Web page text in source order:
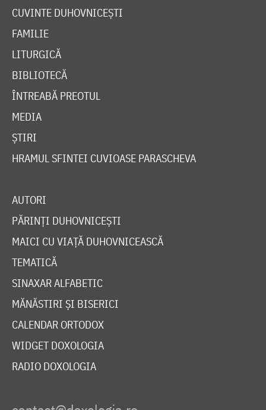
CUVINTE DUHOVNICEȘTI
FAMILIE
LITURGICĂ
BIBLIOTECĂ
ÎNTREABĂ PREOTUL
MEDIA
ȘTIRI
HRAMUL SFINTEI CUVIOASE PARASCHEVA
AUTORI
PĂRINȚI DUHOVNICEȘTI
MAICI CU VIAȚĂ DUHOVNICEASCĂ
TEMATICĂ
SINAXAR ALFABETIC
MĂNĂSTIRI ȘI BISERICI
CALENDAR ORTODOX
WIDGET DOXOLOGIA
RADIO DOXOLOGIA